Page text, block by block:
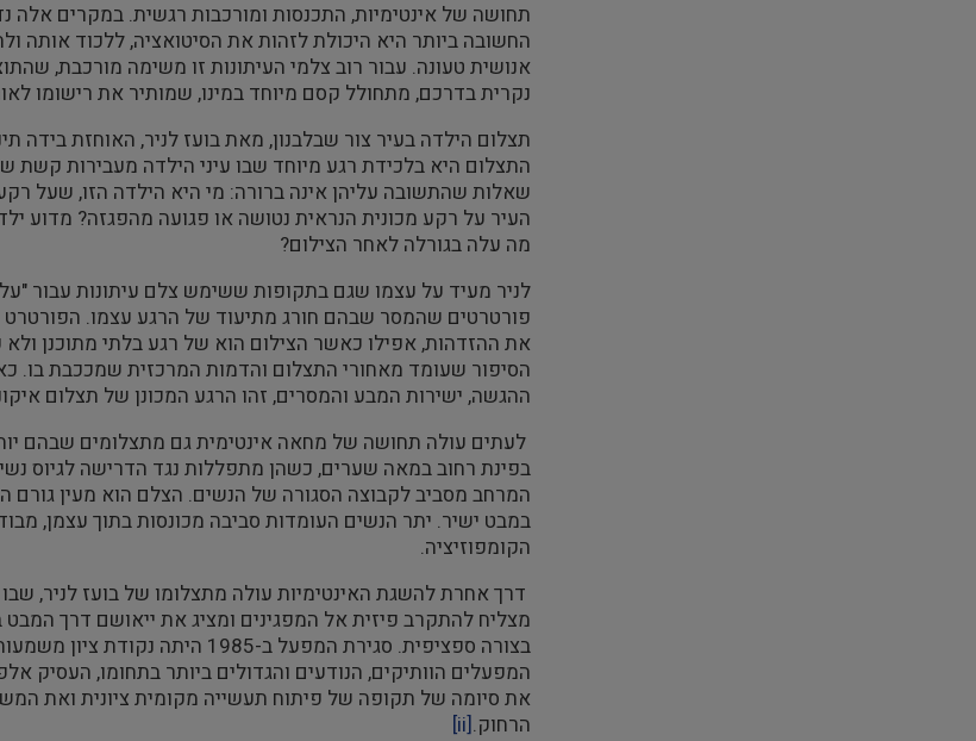
תחושה של אינטימיות, התכנסות ומורכבות רגשית. במקרים
החשובה ביותר היא היכולת לזהות את הסיטואציה, ללכוד אותה
אנושית טעונה. עבור רוב צלמי העיתונות זו משימה מורכבת,
נקרית בדרכם, מתחולל קסם מיוחד במינו, שמותיר את רישומו
תצלום הילדה בעיר צור שבלבנון, מאת בועז לניר, האוחזת בידה
התצלום היא בלכידת רגע מיוחד שבו עיני הילדה מעבירות
שאלות שהתשובה עליהן אינה ברורה: מי היא הילדה הזו, שעל
העיר על רקע מכונית הנראית נטושה או פגועה מהפגזה? מדוע
מה עלה בגורלה לאחר הצילום?
פורטרטים שהמסר שבהם חורג מתיעוד של הרגע עצמו. הפורטרט
את ההזדהות, אפילו כאשר הצילום הוא של רגע בלתי מתוכנן
הסיפור שעומד מאחורי התצלום והדמות המרכזית שמככבת בו.
ההגשה, ישירות המבע והמסרים, זהו הרגע המכונן של תצלום
לעתים עולה תחושה של מחאה אינטימית גם מתצלומים שבהם
בפינת רחוב במאה שערים, כשהן מתפללות נגד הדרישה לגיוס
המרחב מסביב לקבוצה הסגורה של הנשים. הצלם הוא מעין
במבט ישיר. יתר הנשים העומדות סביבה מכונסות בתוך עצמן,
הקומפוזיציה.
דרך אחרת להשגת האינטימיות עולה מתצלומו של בועז לניר,
מצליח להתקרב פיזית אל המפגינים ומציג את ייאושם דרך
בצורה ספציפית. סגירת המפעל
המפעלים הוותיקים, הנודעים והגדולים ביותר בתחומו,
את סיומה של תקופה של פיתוח תעשייה מקומית ציונית ואת
הרחוק.[ii]